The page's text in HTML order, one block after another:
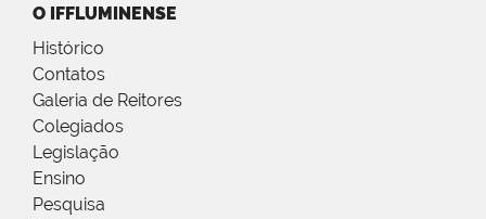
O IFFLUMINENSE
Histórico
Contatos
Galeria de Reitores
Colegiados
Legislação
Ensino
Pesquisa